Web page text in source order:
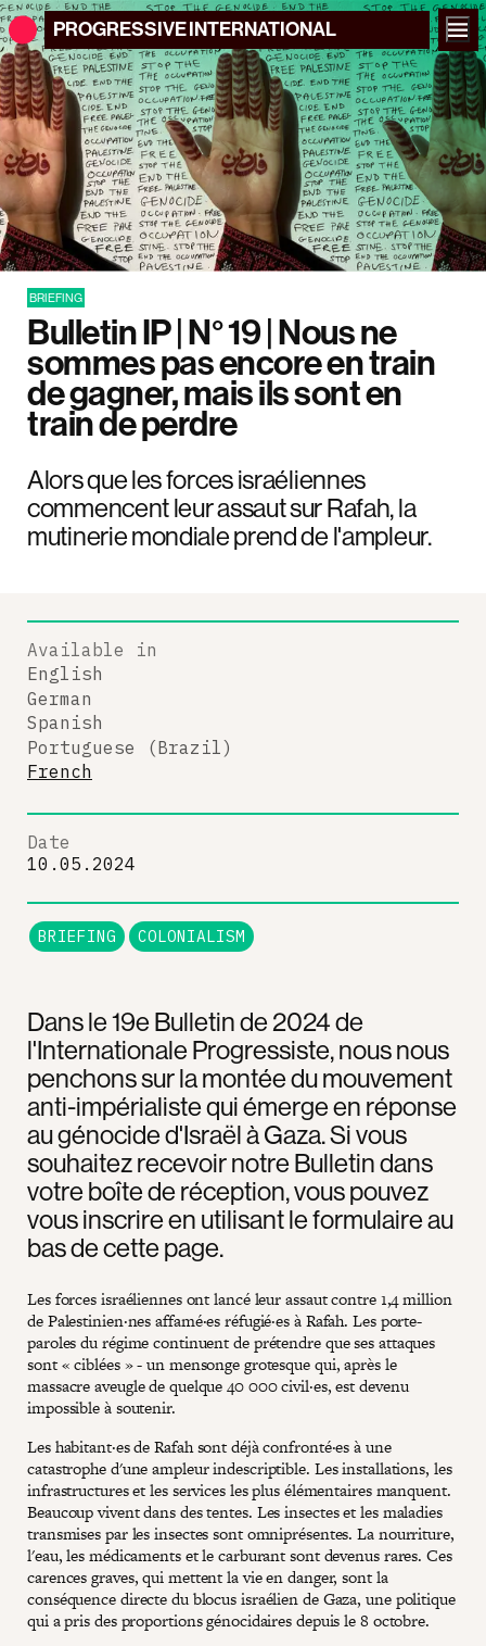
PROGRESSIVEINTERNATIONAL
BRIEFING
Bulletin IP | N° 19 | Nous ne
sommes pas encore en train
de gagner, mais ils sont en
train de perdre
Alors que les forces israéliennes
commencent leur assaut sur Rafah, la
mutinerie mondiale prend de l'ampleur.
Dans le 19e Bulletin de 2024 de
l'Internationale Progressiste, nous nous
penchons sur la montée du mouvement
anti-impérialiste qui émerge en réponse
au génocide d'Israël à Gaza. Si vous
souhaitez recevoir notre Bulletin dans
votre boîte de réception, vous pouvez
vous inscrire en utilisant le formulaire au
bas de cette page.
Les forces israéliennes ont lancé leur assaut contre 1,4 million
de Palestinien·nes affamé·es réfugié·es à Rafah. Les porte-
paroles du régime continuent de prétendre que ses attaques
sont « ciblées » - un mensonge grotesque qui, après le
massacre aveugle de quelque 40 000 civil·es, est devenu
impossible à soutenir.
Les habitant·es de Rafah sont déjà confronté·es à une
catastrophe d'une ampleur indescriptible. Les installations, les
infrastructures et les services les plus élémentaires manquent.
Beaucoup vivent dans des tentes. Les insectes et les maladies
transmises par les insectes sont omniprésentes. La nourriture,
l'eau, les médicaments et le carburant sont devenus rares. Ces
carences graves, qui mettent la vie en danger, sont la
conséquence directe du blocus israélien de Gaza, une politique
qui a pris des proportions génocidaires depuis le 8 octobre.
Available in
English
German
Spanish
Portuguese (Brazil)
French
Date
10.05.2024
BRIEFING COLONIALISM